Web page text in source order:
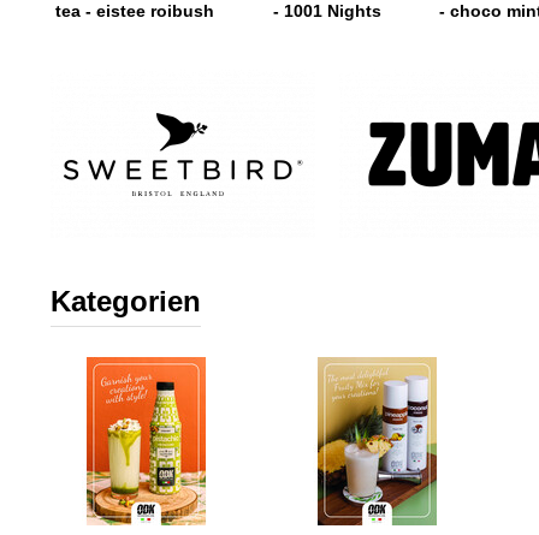
tea - eistee roibush
- 1001 Nights
- choco
Kategorien